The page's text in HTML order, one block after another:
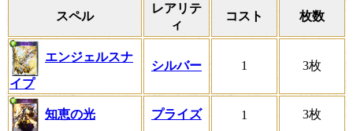
スペル
レアリテ
ィ
コスト 枚数
エンジェルスナ
イプ
シルバー 1 3枚
知恵の光 プライズ 1 3枚